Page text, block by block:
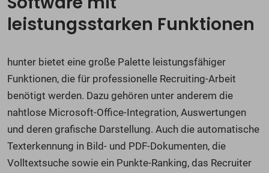
leistungsstarken Funktionen
hunter bietet eine große Palette leistungsfähiger
Funktionen, die für professionelle Recruiting-Arbeit
benötigt werden. Dazu gehören unter anderem die
nahtlose Microsoft-Office-Integration, Auswertungen
und deren grafische Darstellung. Auch die automatische
Texterkennung in Bild- und PDF-Dokumenten, die
Volltextsuche sowie ein Punkte-Ranking, das Recruiter